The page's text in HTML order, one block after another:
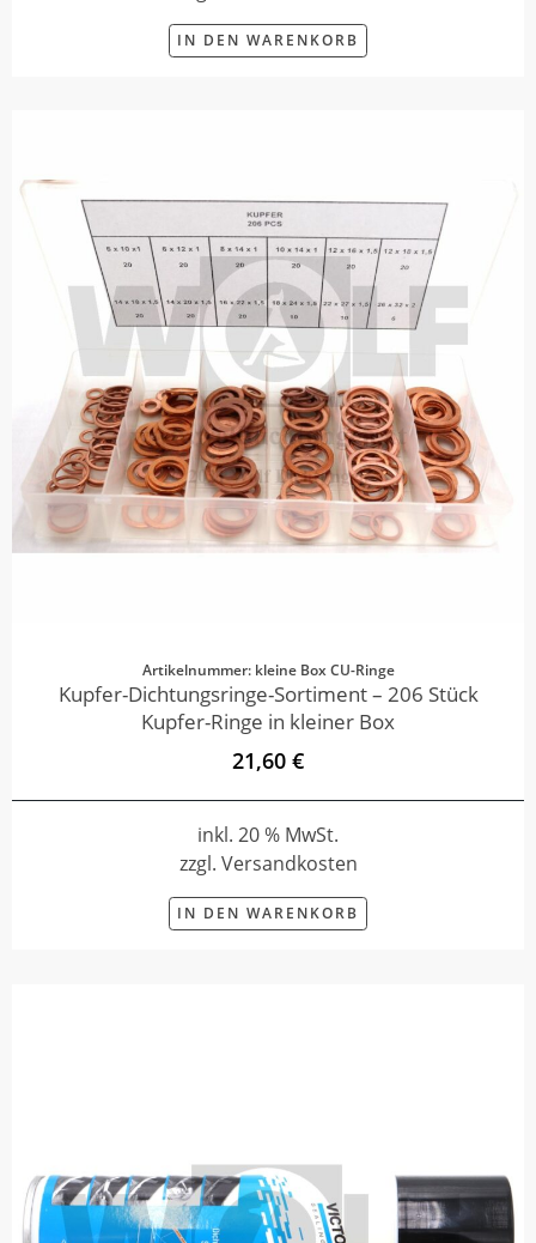
IN DEN WARENKORB
Artikelnummer: kleine Box CU-Ringe
Kupfer-Dichtungsringe-Sortiment – 206 Stück
Kupfer-Ringe in kleiner Box
21,60 €
inkl. 20 % MwSt.
zzgl. Versandkosten
IN DEN WARENKORB